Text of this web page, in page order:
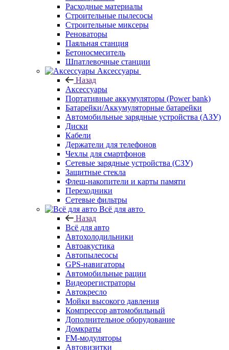
Расходные материалы
Строительные пылесосы
Строительные миксеры
Реноваторы
Паяльная станция
Бетоносмеситель
Шпатлевочные станции
Аксессуары
Назад
Аксессуары
Портативные аккумуляторы (Power bank)
Батарейки/Аккумуляторные батарейки
Автомобильные зарядные устройства (АЗУ)
Диски
Кабели
Держатели для телефонов
Чехлы для смартфонов
Сетевые зарядные устройства (СЗУ)
Защитные стекла
Флеш-накопители и карты памяти
Переходники
Сетевые фильтры
Всё для авто
Назад
Всё для авто
Автохолодильники
Автоакустика
Автопылесосы
GPS-навигаторы
Автомобильные рации
Видеорегистраторы
Автокресло
Мойки высокого давления
Компрессор автомобильный
Дополнительное оборудование
Домкраты
FM-модуляторы
Автовизитки